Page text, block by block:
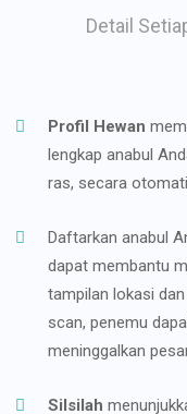
Detail
Profil Hewan
lengkap anabul
ras, secara
Daftarkan anabul
dapat membantu
tampilan lokasi
scan, penemu
meninggalkan
Silsilah